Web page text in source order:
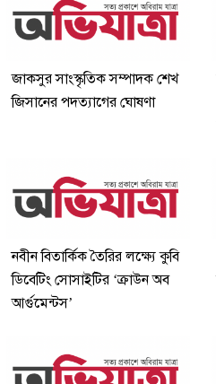
জাকসুর সাংস্কৃতিক সম্পাদক শেখ
জিসানের পদত্যাগের ঘোষণা
নবীন বিতার্কিক তৈরির লক্ষ্যে কুবি
ডিবেটিং সোসাইটির ‘ক্রাউন অব
আর্গুমেন্টস’